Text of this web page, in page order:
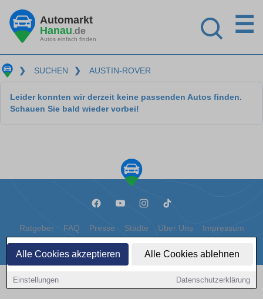
Alle Cookies akzeptieren Alle Cookies ablehnen
Einstellungen Datenschutzerklärung
Automarkt
Hanau.de
Autos einfach finden
☰
❯ SUCHEN ❯ AUSTIN-ROVER
Leider konnten wir derzeit keine passenden Autos finden.
Schauen Sie bald wieder vorbei!
Ratgeber FAQ Presse Städte Über Uns Impressum
Datenschutz Cookies
Copyright © 2000 - 2026 | 1A Infosysteme GmbH | Content by: 1a-sites-autos